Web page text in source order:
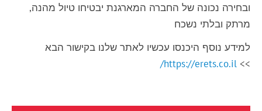
ובחירה נכונה של החברה המארגנת יבטיחו טיול מהנה,
מרתק ובלתי נשכח
למידע נוסף היכנסו עכשיו לאתר שלנו בקישור הבא
>>
https://erets.co.il/